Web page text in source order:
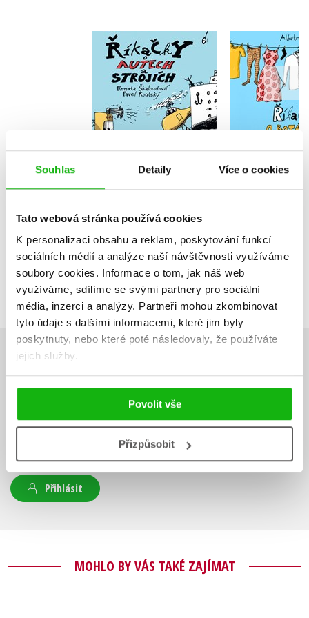
Souhlas Detaily Více o cookies
Tato webová stránka používá cookies
K personalizaci obsahu a reklam, poskytování funkcí
sociálních médií a analýze naší návštěvnosti využíváme
soubory cookies. Informace o tom, jak náš web
využíváme, sdílíme se svými partnery pro sociální
média, inzerci a analýzy. Partneři mohou zkombinovat
tyto údaje s dalšími informacemi, které jim byly
poskytnuty, nebo které poté následovaly, že používáte
jejich služby.
Povolit vše
Přizpůsobit
Říkačky o autech a
strojích
Renata Škaloudová
Do košíku
Říkačky o
Renata
Do
135 Kč
HODNOCENÍ ČTENÁŘŮ
Vaše hodnocení
Uživatelskou recenzi mohou vkládat pouze registrovaní uživatelé
Přihlásit
MOHLO BY VÁS TAKÉ ZAJÍMAT